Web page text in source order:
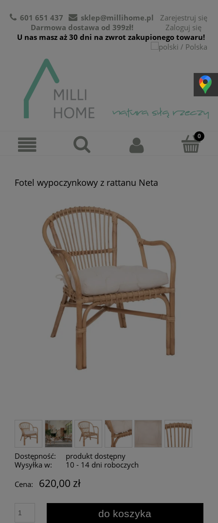
601 651 437
sklep@millihome.pl
Darmowa dostawa od 399zł!
U nas masz aż 30 dni na zwrot zakupionego towaru!
Zarejestruj się
Zaloguj się
Fotel wypoczynkowy z rattanu Neta
Dostępność:
produkt dostępny
Wysyłka w:
10 - 14 dni roboczych
Cena:
620,00 zł
do koszyka